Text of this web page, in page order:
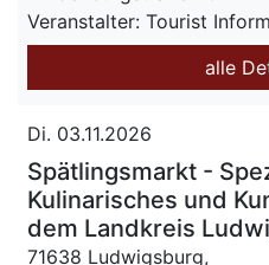
Veranstalter: Tourist
alle
Di. 03.11.2026
Spätlingsmarkt -
Kulinarisches und
dem Landkreis
71638 Ludwigsburg,